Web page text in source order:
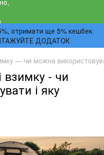
отримати ще 5% кешбек
ДОДАТОК
— чи можна
взимку - чи
і яку